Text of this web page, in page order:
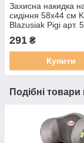
Захисна накидка
сидіння 58x44 см
Blazusiak Pigi арт.
291 ₴
Купити
Подібні товари